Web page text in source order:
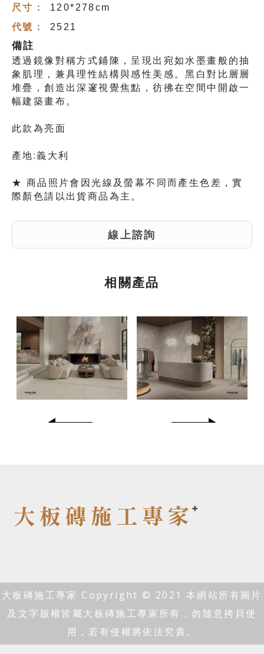
尺寸： 120*278cm
代號： 2521
備註
透過鏡像對稱方式鋪陳，呈現出宛如水墨畫般的抽
象肌理，兼具理性結構與感性美感。黑白對比層層
堆疊，創造出深邃視覺焦點，彷彿在空間中開啟一
幅建築畫布。
此款為亮面
產地:義大利
★ 商品照片會因光線及螢幕不同而產生色差，實
際顏色請以出貨商品為主。
線上諮詢
相關產品
大板磚施工專家 Copyright © 2021 本網站所有圖片
及文字版權皆屬大板磚施工專家所有，勿隨意拷貝使
用，若有侵權將依法究責。